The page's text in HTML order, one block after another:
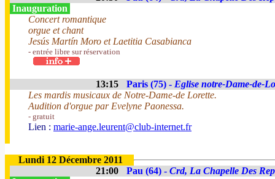
Inauguration
Concert romantique
orgue et chant
Jesús Martín Moro et Laetitia Casabianca
- entrée libre sur réservation
13:15 Paris (75) - Eglise notre-Dame-de-
Les mardis musicaux de Notre-Dame-de Lorette.
Audition d'orgue par Evelyne Paonessa.
- gratuit
Lien : marie-ange.leurent@club-internet.fr
Lundi 12 Décembre 2011
21:00
Pau (64) - Crd, La Chapelle Des